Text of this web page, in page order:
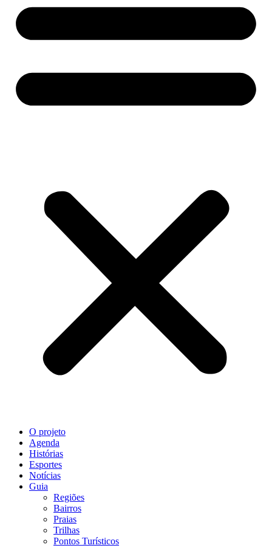
O projeto
Agenda
Histórias
Esportes
Notícias
Guia
Regiões
Bairros
Praias
Trilhas
Pontos Turísticos